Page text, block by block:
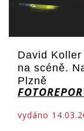
David
na scéně.
Plzně
vydáno